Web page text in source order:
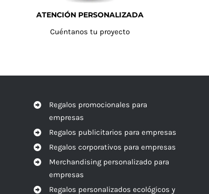
ATENCIÓN PERSONALIZADA
Cuéntanos tu proyecto
Regalos promocionales para
empresas
Regalos publicitarios para empresas
Regalos corporativos para empresas
Merchandising personalizado para
empresas
Regalos personalizados ecológicos y